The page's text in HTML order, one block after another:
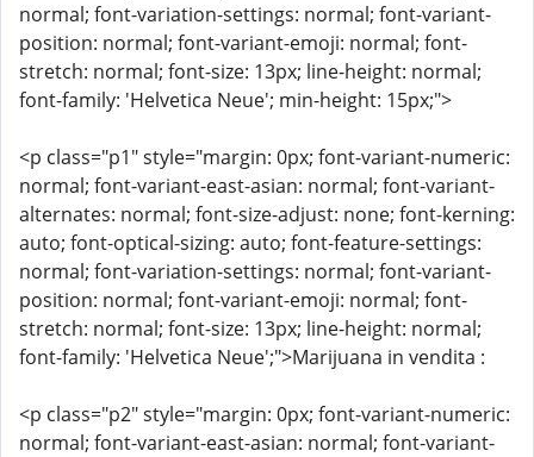
normal; font-variation-settings: normal; font-variant-
position: normal; font-variant-emoji: normal; font-
stretch: normal; font-size: 13px; line-height: normal;
font-family: 'Helvetica Neue'; min-height: 15px;">
<p class="p1" style="margin: 0px; font-variant-numeric:
normal; font-variant-east-asian: normal; font-variant-
alternates: normal; font-size-adjust: none; font-kerning:
auto; font-optical-sizing: auto; font-feature-settings:
normal; font-variation-settings: normal; font-variant-
position: normal; font-variant-emoji: normal; font-
stretch: normal; font-size: 13px; line-height: normal;
font-family: 'Helvetica Neue';">Marijuana in vendita :
<p class="p2" style="margin: 0px; font-variant-numeric:
normal; font-variant-east-asian: normal; font-variant-